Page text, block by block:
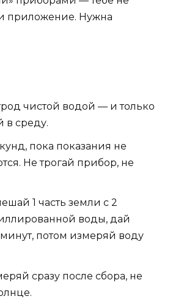
приложение. Нужна
чистой водой — и только
в среду.
пока показания не
Не трогай прибор, не
1 часть земли с 2
воды, дай
минут, потом измеряй воду
сразу после сбора, не